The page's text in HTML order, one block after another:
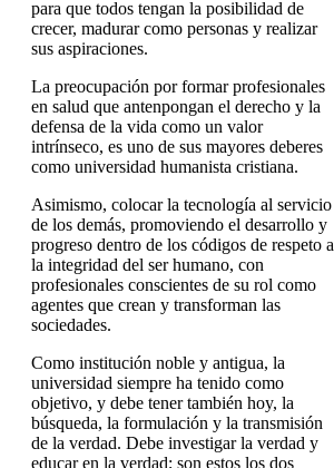
para que todos tengan la posibilidad de
crecer, madurar como personas y realizar
sus aspiraciones.
La preocupación por formar profesionales
en salud que antenpongan el derecho y la
defensa de la vida como un valor
intrínseco, es uno de sus mayores deberes
como universidad humanista cristiana.
Asimismo, colocar la tecnología al servicio
de los demás, promoviendo el desarrollo y
progreso dentro de los códigos de respeto a
la integridad del ser humano, con
profesionales conscientes de su rol como
agentes que crean y transforman las
sociedades.
Como institución noble y antigua, la
universidad siempre ha tenido como
objetivo, y debe tener también hoy, la
búsqueda, la formulación y la transmisión
de la verdad. Debe investigar la verdad y
educar en la verdad; son estos los dos